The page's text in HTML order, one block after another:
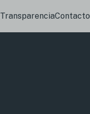
TransparenciaContacto